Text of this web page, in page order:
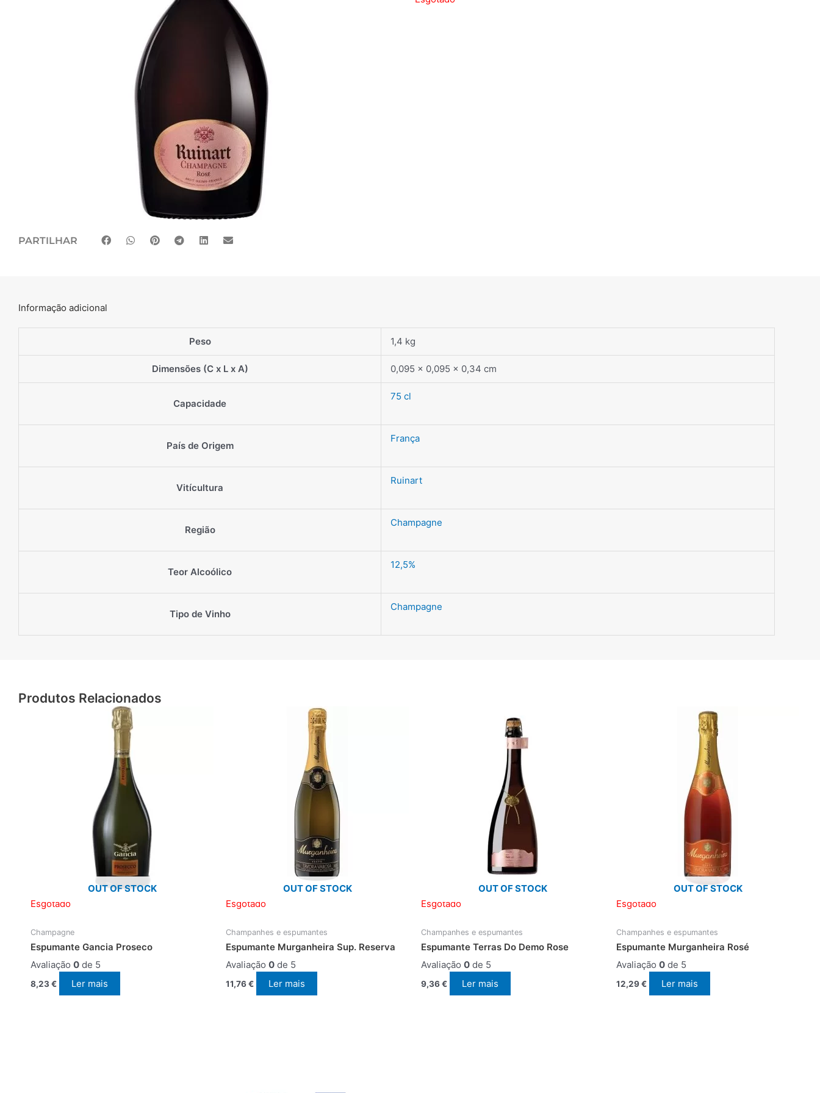
PARTILHAR
Informação adicional
Peso 1,4 kg
Dimensões (C x L x A) 0,095 × 0,095 × 0,34 cm
Capacidade
75 cl
País de Origem
França
Vitícultura
Ruinart
Região
Champagne
Teor Alcoólico
12,5%
Tipo de Vinho
Champagne
Produtos Relacionados
OUT OF STOCK
Esgotado
Champagne
Espumante Gancia Proseco
Avaliação 0 de 5
8,23 € Ler mais
OUT OF STOCK
Esgotado
Champanhes e espumantes
Espumante Murganheira Sup. Reserva
Avaliação 0 de 5
11,76€ Ler mais
OUT OF STOCK
Esgotado
Champanhes e espumantes
Espumante Terras Do Demo Rose
Avaliação 0 de 5
9,36€ Ler mais
OUT OF STOCK
Esgotado
Champanhes e espumantes
Espumante Murganheira Rosé
Avaliação 0 de 5
12,29€ Ler mais